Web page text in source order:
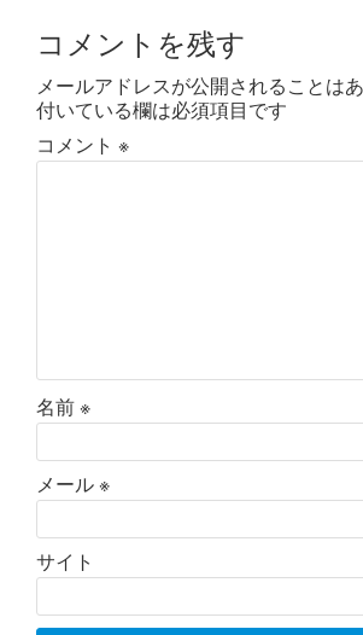
コメントを残す
メールアドレスが公開されることはあ
付いている欄は必須項目です
コメント ※
名前※
メール※
サイト